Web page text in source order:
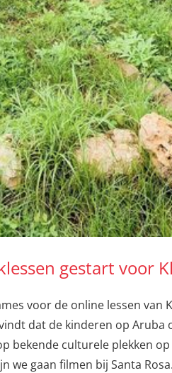
gestart voor
voor de online lessen van
dat de kinderen op Aruba
bekende culturele plekken
we gaan filmen bij Santa Rosa.